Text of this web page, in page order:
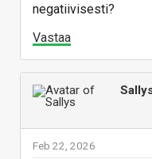
negatiivisesti?
Vastaa
Feb 22, 2026